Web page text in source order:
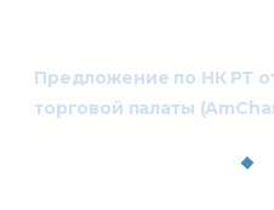
Предложение по НК РТ
торговой палаты